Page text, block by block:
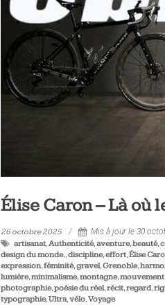
vélo
triathlon
Élise Caron – Là où
26 octobre 2025 Mis à jour le 30
artisanat,Authenticité,aventure,beauté,
design du monde.,discipline,effort,Élise
expression,féminité,gravel,Grenoble,
lumière,minimalisme,montagne,mouvement
photographie,poésie du réel,récit,regard,
typographie,Ultra,vélo,Voyage